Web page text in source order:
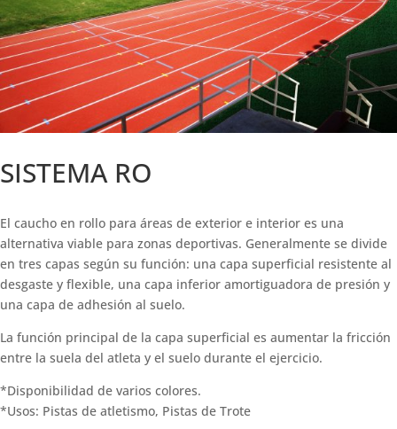
SISTEMA RO
El caucho en rollo para áreas de exterior e interior es una
alternativa viable para zonas deportivas. Generalmente se divide
en tres capas según su función: una capa superficial resistente al
desgaste y flexible, una capa inferior amortiguadora de presión y
una capa de adhesión al suelo.
La función principal de la capa superficial es aumentar la fricción
entre la suela del atleta y el suelo durante el ejercicio.
*Disponibilidad de varios colores.
*Usos: Pistas de atletismo, Pistas de Trote